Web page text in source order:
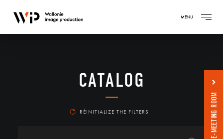
MENU
CATALOG
RÉINITIALIZE THE FILTERS E-MEETING ROOM